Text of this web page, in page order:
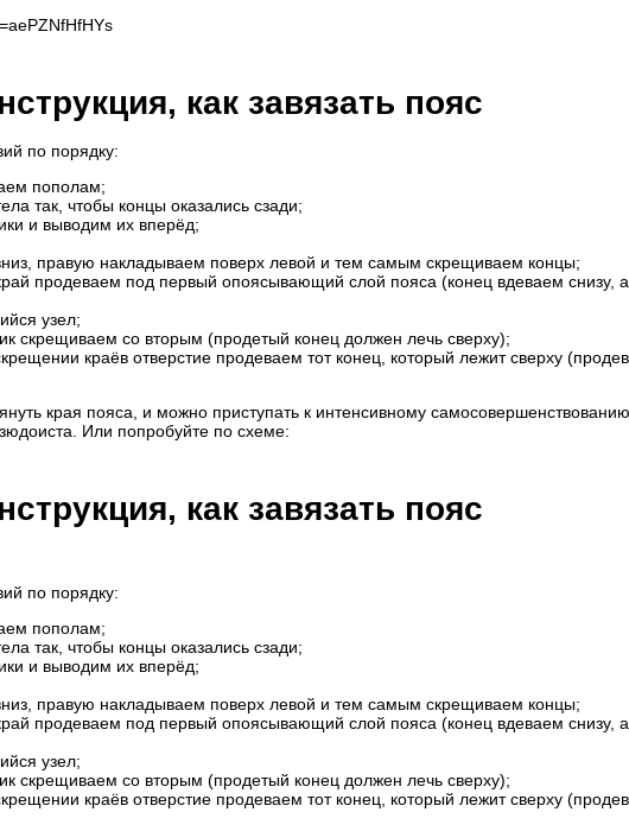
как завязать пояс
по порядку:
пополам;
так, чтобы концы оказались сзади;
и выводим их вперёд;
правую накладываем поверх левой и тем самым скрещиваем концы;
продеваем под первый опоясывающий слой пояса (конец вдеваем снизу,
узел;
скрещиваем со вторым (продетый конец должен лечь сверху);
краёв отверстие продеваем тот конец, который лежит сверху
края пояса, и можно приступать к интенсивному
Или попробуйте по схеме:
как завязать пояс
по порядку:
пополам;
так, чтобы концы оказались сзади;
и выводим их вперёд;
правую накладываем поверх левой и тем самым скрещиваем концы;
продеваем под первый опоясывающий слой пояса (конец вдеваем снизу,
узел;
скрещиваем со вторым (продетый конец должен лечь сверху);
краёв отверстие продеваем тот конец, который лежит сверху